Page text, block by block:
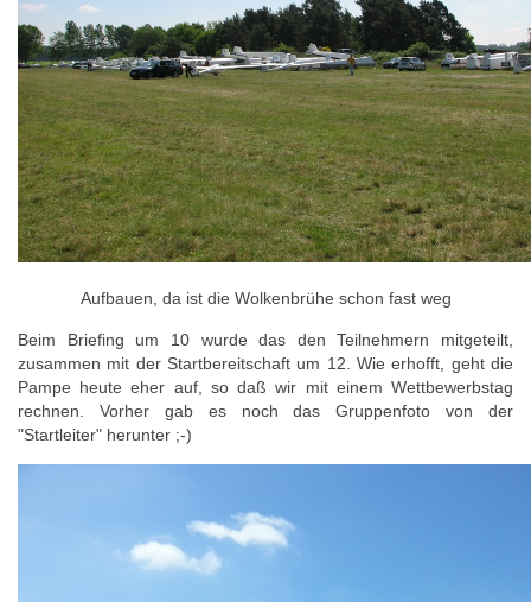
Aufbauen, da ist die Wolkenbrühe schon fast weg
Beim Briefing um 10 wurde das den Teilnehmern mitgeteilt,
zusammen mit der Startbereitschaft um 12. Wie erhofft, geht die
Pampe heute eher auf, so daß wir mit einem Wettbewerbstag
rechnen. Vorher gab es noch das Gruppenfoto von der
"Startleiter" herunter ;-)